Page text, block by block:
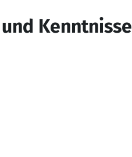
Kenntnisse